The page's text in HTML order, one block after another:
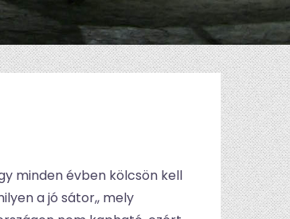
minden évben kölcsön kell
a jó sátor,, mely